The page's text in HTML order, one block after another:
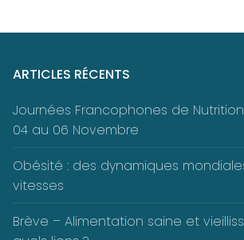
ARTICLES RÉCENTS
Journées Francophones de Nutrition
04 au 06 Novembre
Obésité : des dynamiques
vitesses
Brève – Alimentation saine et